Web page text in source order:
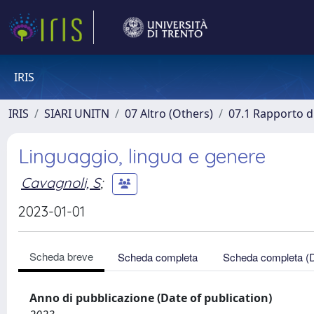
IRIS
IRIS SIARI UNITN 07 Altro (Others) 07.1 Rapporto
Linguaggio, lingua e genere
Cavagnoli, S;
2023-01-01
Scheda breve Scheda completa Scheda completa
Anno di pubblicazione (Date of publication)